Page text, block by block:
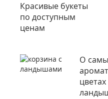
Красивые букеты
по доступным
ценам
О